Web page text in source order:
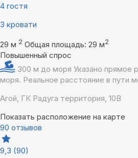
4 гостя
3 кровати
29 м 2 Общая площадь: 29 м2
Повышенный спрос
300 м до моря Указано прямое
моря. Реальное расстояние в пути
Агой, ГК Радуга территория, 10В
Показать расположение на карте
90 отзывов
9,3 (90)